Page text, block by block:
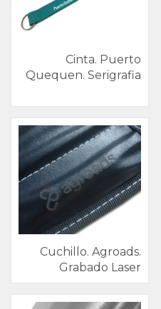
Belleza
Llaveros
Marroquinería
Paraguas
Merchandising
Argentina
Invierno
Marcas
Cinta. Puerto
Quequen. Serigrafia
Cuchillo. Agroads.
Grabado Laser